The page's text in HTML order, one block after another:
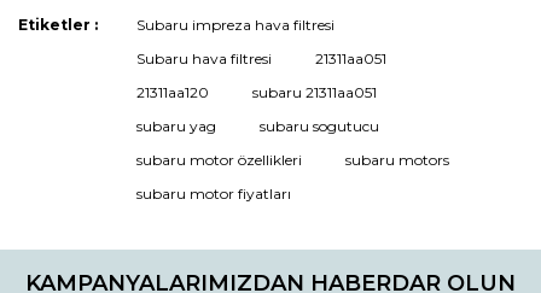
Etiketler :
Subaru impreza hava filtresi
Subaru hava filtresi
21311aa051
21311aa120
subaru 21311aa051
subaru yag
subaru sogutucu
subaru motor özellikleri
subaru motors
subaru motor fiyatları
KAMPANYALARIMIZDAN HABERDAR OLUN